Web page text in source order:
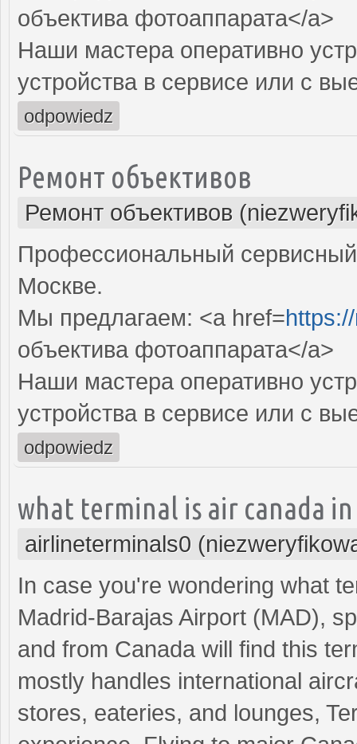
объектива фотоаппарата</a>
Наши мастера оперативно
устройства в сервисе или с
odpowiedz
Ремонт объективов
Ремонт объективов
Профессиональный
Москве.
Мы предлагаем: <a href=
объектива фотоаппарата</a>
Наши мастера оперативно
устройства в сервисе или с
odpowiedz
what terminal is air canada
airlineterminals0
In case you're wondering what
Madrid-Barajas Airport (MAD),
and from Canada will find this
mostly handles international
stores, eateries, and lounges,